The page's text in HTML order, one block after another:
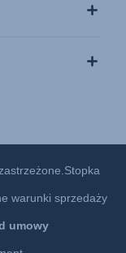
Stopka
warunki sprzedaży
umowy